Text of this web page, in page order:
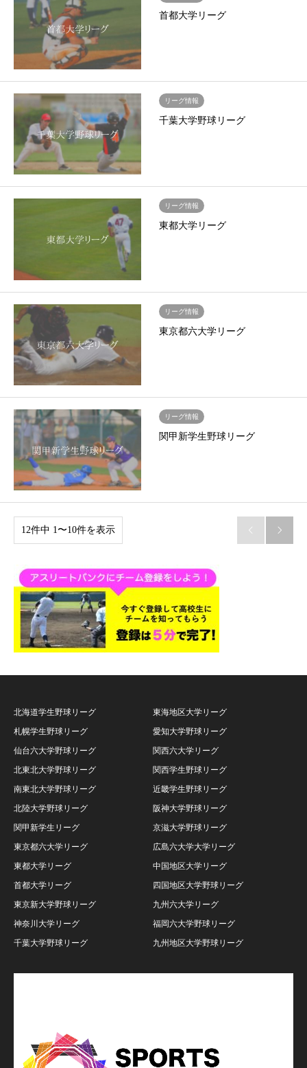
首都大学リーグ
リーグ情報
千葉大学野球リーグ
リーグ情報
東都大学リーグ
リーグ情報
東京都六大学リーグ
リーグ情報
関甲新学生野球リーグ
12件中 1〜10件を表示  
北海道学生野球リーグ
札幌学生野球リーグ
仙台六大学野球リーグ
北東北大学野球リーグ
南東北大学野球リーグ
北陸大学野球リーグ
関甲新学生リーグ
東京都六大学リーグ
東都大学リーグ
首都大学リーグ
東京新大学野球リーグ
神奈川大学リーグ
千葉大学野球リーグ
東海地区大学リーグ
愛知大学野球リーグ
関西六大学リーグ
関西学生野球リーグ
近畿学生野球リーグ
阪神大学野球リーグ
京滋大学野球リーグ
広島六大学大学リーグ
中国地区大学リーグ
四国地区大学野球リーグ
九州六大学リーグ
福岡六大学野球リーグ
九州地区大学野球リーグ